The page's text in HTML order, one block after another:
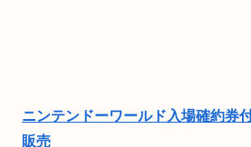
ニンテンドーワールド入場確約券
販売